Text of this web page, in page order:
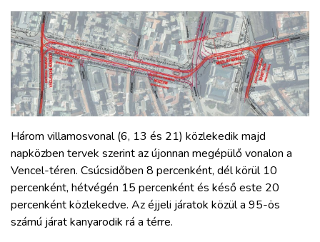
Három villamosvonal (6, 13 és 21) közlekedik majd
napközben tervek szerint az újonnan megépülő vonalon a
Vencel-téren. Csúcsidőben 8 percenként, dél körül 10
percenként, hétvégén 15 percenként és késő este 20
percenként közlekedve. Az éjjeli járatok közül a 95-ös
számú járat kanyarodik rá a térre.